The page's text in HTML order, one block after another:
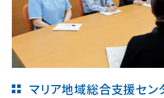
マリア地域総合支援セン